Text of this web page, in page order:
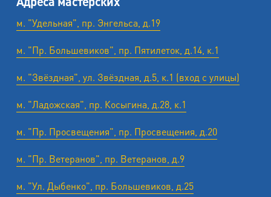
м. "Удельная", пр. Энгельса, д.19
м. "Пр. Большевиков", пр. Пятилеток, д.14, к.1
м. "Звёздная", ул. Звёздная, д.5, к.1 (вход с улицы)
м. "Ладожская", пр. Косыгина, д.28, к.1
м. "Пр. Просвещения", пр. Просвещения, д.20
м. "Пр. Ветеранов", пр. Ветеранов, д.9
м. "Ул. Дыбенко", пр. Большевиков, д.25